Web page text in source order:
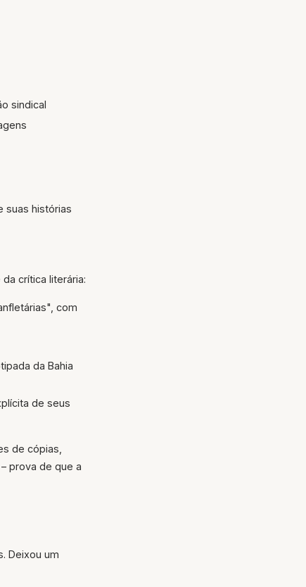
sindical
suas histórias
crítica literária:
com
da Bahia
de seus
de cópias,
prova de que a
Deixou um